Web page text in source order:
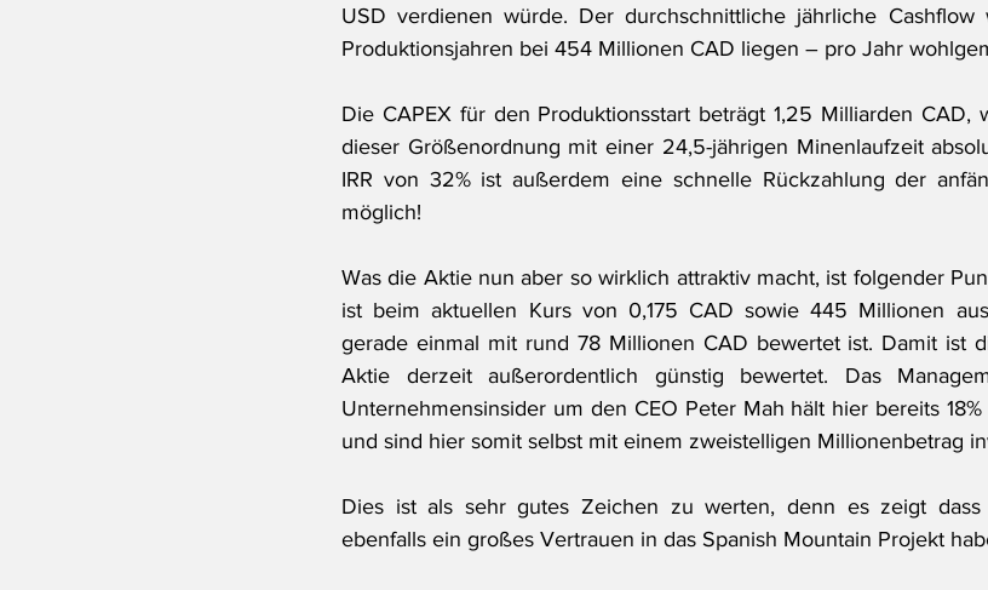
USD verdienen würde. Der durchschnittliche jährliche
Produktionsjahren bei 454 Millionen CAD liegen – pro Jahr
Die CAPEX für den Produktionsstart beträgt 1,25 Milliarden CAD,
dieser Größenordnung mit einer 24,5-jährigen Minenlaufzeit
IRR von 32% ist außerdem eine schnelle Rückzahlung der
möglich!
Was die Aktie nun aber so wirklich attraktiv macht, ist folgender
ist beim aktuellen Kurs von 0,175 CAD sowie 445 Millionen
gerade einmal mit rund 78 Millionen CAD bewertet ist. Damit ist
Aktie derzeit außerordentlich günstig bewertet. Das
Unternehmensinsider um den CEO Peter Mah hält hier bereits
und sind hier somit selbst mit einem zweistelligen Millionenbetrag
Dies ist als sehr gutes Zeichen zu werten, denn es zeigt dass
ebenfalls ein großes Vertrauen in das Spanish Mountain Projekt